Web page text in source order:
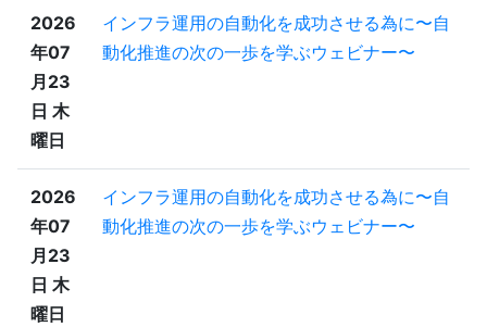
2026
年07
月23
日 木
曜日
インフラ運用の自動化を成功させる為に〜自
動化推進の次の一歩を学ぶウェビナー〜
2026
年07
月23
日 木
曜日
インフラ運用の自動化を成功させる為に〜自
動化推進の次の一歩を学ぶウェビナー〜